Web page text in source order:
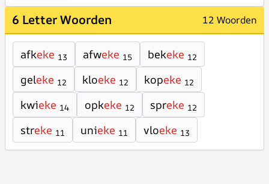
6 Letter Woorden 12 Woorden
afkeke 13 afweke 15 bekeke 12
geleke 12 kloeke 12 kopeke 12
kwieke 14 opkeke 12 spreke 12
streke 11 unieke 11 vloeke 13